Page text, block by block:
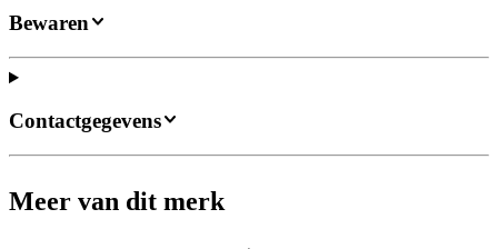
Bewaren
Contactgegevens
Meer van dit merk